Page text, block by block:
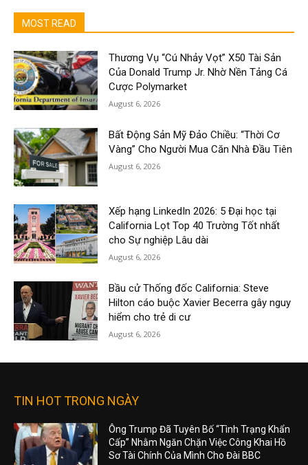
MOST READ
Thương Vụ “Cú Nhảy Vọt” X50 Tài Sản
Của Donald Trump Jr. Nhờ Nền Tảng Cá
Cược Polymarket
August 6, 2026
Bất Động Sản Mỹ Đảo Chiều: “Thời Cơ
Vàng” Cho Người Mua Căn Nhà Đầu Tiên
August 6, 2026
Xếp hạng LinkedIn 2026: 5 Đại học tại
California Lọt Top 40 Trường Tốt nhất
cho Sự nghiệp Lâu dài
August 6, 2026
Bầu cử Thống đốc California: Steve
Hilton cáo buộc Xavier Becerra gây nguy
hiểm cho trẻ di cư
August 6, 2026
TIN HOT TRONG NGÀY
Ông Trump Đã Tuyên Bố “Tình Trạng Khẩn
Cấp” Nhằm Ngăn Chặn Việc Công Khai Hồ
Sơ Tài Chính Của Mình Cho Đài BBC